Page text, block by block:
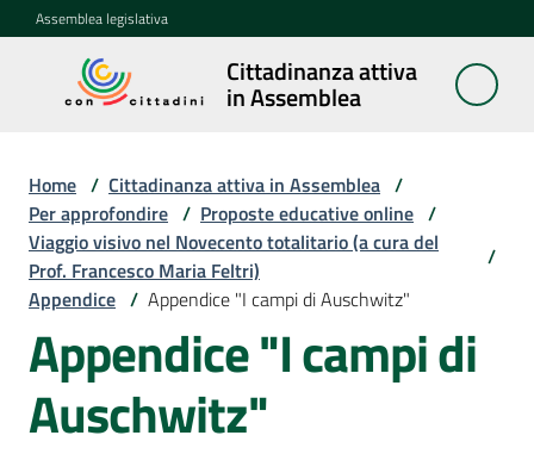
Vai al contenuto
Vai alla navigazione
Vai al footer
Assemblea legislativa
Cittadinanza attiva
in Assemblea
Cittadinanza
attiva in
Concittadini
Porte
aperte
in
Assemblea
Home / Cittadinanza attiva in Assemblea /
Per approfondire / Proposte educative online /
Viaggio visivo nel Novecento totalitario (a cura del
Prof. Francesco Maria Feltri)
/
Appendice / Appendice "I campi di Auschwitz"
Appendice "I campi di
Auschwitz"